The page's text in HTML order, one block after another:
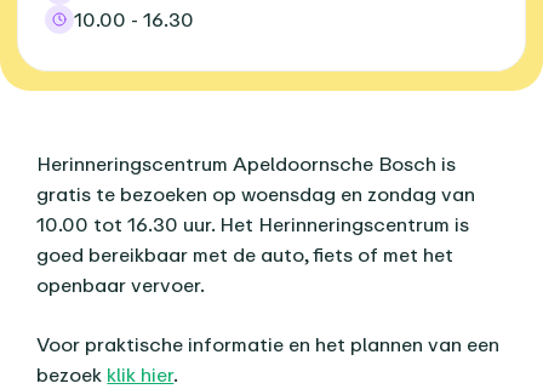
10.00 - 16.30
Over dit agenda-item
Herinneringscentrum Apeldoornsche Bosch is
gratis te bezoeken op woensdag en zondag van
10.00 tot 16.30 uur. Het Herinneringscentrum is
goed bereikbaar met de auto, fiets of met het
openbaar vervoer.
Voor praktische informatie en het plannen van een
bezoek klik hier.